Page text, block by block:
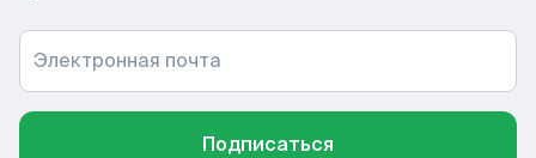
Электронная почта
Подписаться